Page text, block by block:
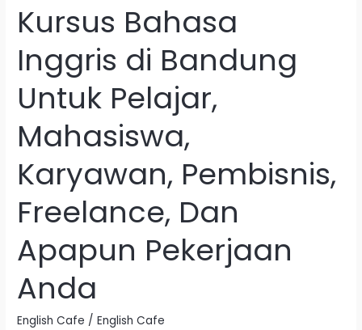
Kursus Bahasa
Inggris di Bandung
Untuk Pelajar,
Mahasiswa,
Karyawan, Pembisnis,
Freelance, Dan
Apapun Pekerjaan
Anda
English Cafe /English Cafe
Kursus
Bahasa
Inggris
di
Bandung
Untuk
Pelajar,
Karyawan,
Pembisnis,
Freelance,
Apapun
Pekerjaan
Anda